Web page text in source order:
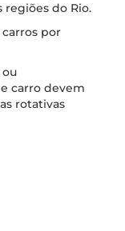
do Rio.
por
ou
carro devem
rotativas